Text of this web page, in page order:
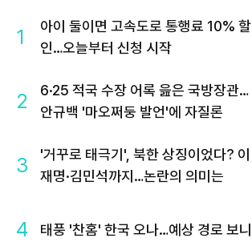
1
아이 둘이면 고속도로 통행료 10% 할
인…오늘부터 신청 시작
2
6·25 적국 수장 어록 읊은 국방장관…
안규백 '마오쩌둥 발언'에 자질론
3
'거꾸로 태극기', 북한 상징이었다? 이
재명·김민석까지…논란의 의미는
4 태풍 '찬홈' 한국 오나…예상 경로 보니